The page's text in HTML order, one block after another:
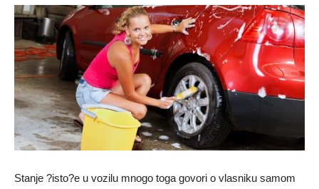
Stanje ?isto?e u vozilu mnogo toga govori o vlasniku samom